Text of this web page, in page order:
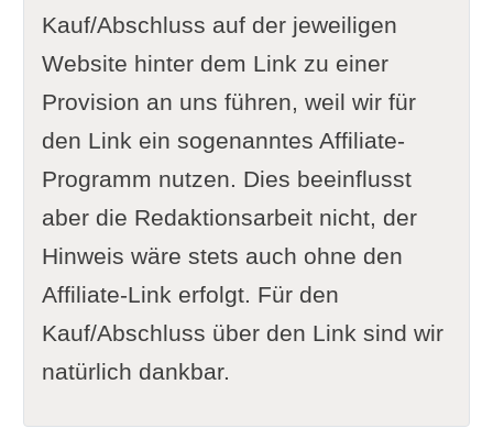
Kauf/Abschluss auf der jeweiligen
Website hinter dem Link zu einer
Provision an uns führen, weil wir für
den Link ein sogenanntes Affiliate-
Programm nutzen. Dies beeinflusst
aber die Redaktionsarbeit nicht, der
Hinweis wäre stets auch ohne den
Affiliate-Link erfolgt. Für den
Kauf/Abschluss über den Link sind wir
natürlich dankbar.